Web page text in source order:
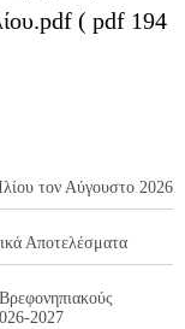
( pdf 194
τον Αύγουστο 2026
Αποτελέσματα
2027